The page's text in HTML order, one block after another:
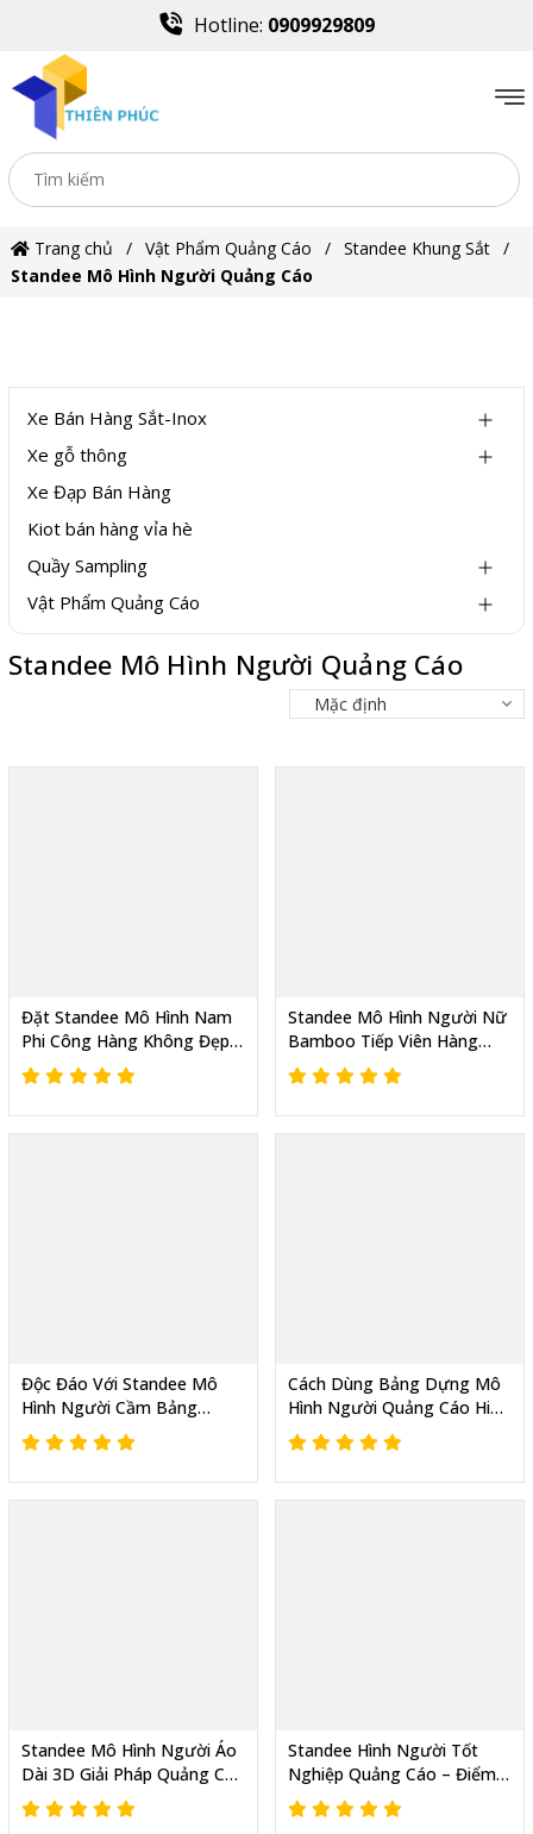
Hotline: 0909929809
Trang chủ Vật Phẩm Quảng Cáo
Standee Khung Sắt
Standee Mô Hình Người Quảng Cáo
Xe Bán Hàng Sắt-Inox
Xe gỗ thông
Xe Đạp Bán Hàng
Kiot bán hàng vỉa hè
Quầy Sampling
Vật Phẩm Quảng Cáo
Standee Mô Hình Người Quảng Cáo
Đặt Standee Mô Hình Nam
Phi Công Hàng Không Đẹp
Hình Tượng Trưng Bày Đại
Lý Bán Vé Chuyên Nghiệp
Standee Mô Hình Người Nữ
Bamboo Tiếp Viên Hàng
Không Xinh Đẹp Dựng
Trước Cửa Hàng Vé
Độc Đáo Với Standee Mô
Hình Người Cầm Bảng
Quảng Cáo Dựng Trước
Cửa Hàng Mắt Kính
Cách Dùng Bảng Dựng Mô
Hình Người Quảng Cáo Hiệu
Quả, Thu Hút Từ Xa
Standee Mô Hình Người Áo
Dài 3D Giải Pháp Quảng Cáo
Món Ăn Trước Cửa Hàng,
Quán Ăn Siêu Thu Hút
Standee Hình Người Tốt
Nghiệp Quảng Cáo – Điểm
Check-In, Tăng Nhận Diện
Thương Hiệu